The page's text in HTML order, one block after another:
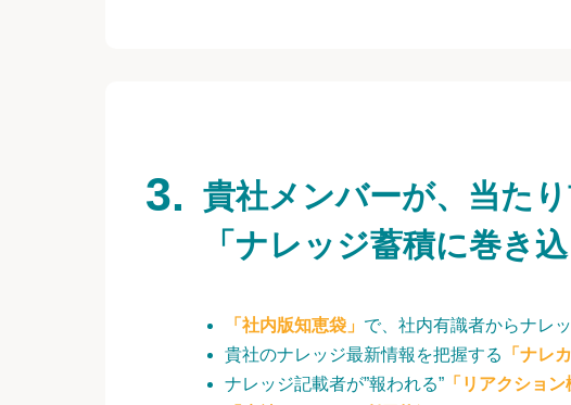
貴社メンバーが、当た
「ナレッジ蓄積に巻き
「社内版知恵袋」 で、社内有識者からナレ
貴社のナレッジ最新情報を把握する
「ナレ
ナレッジ記載者が”報われる” 「リアクション